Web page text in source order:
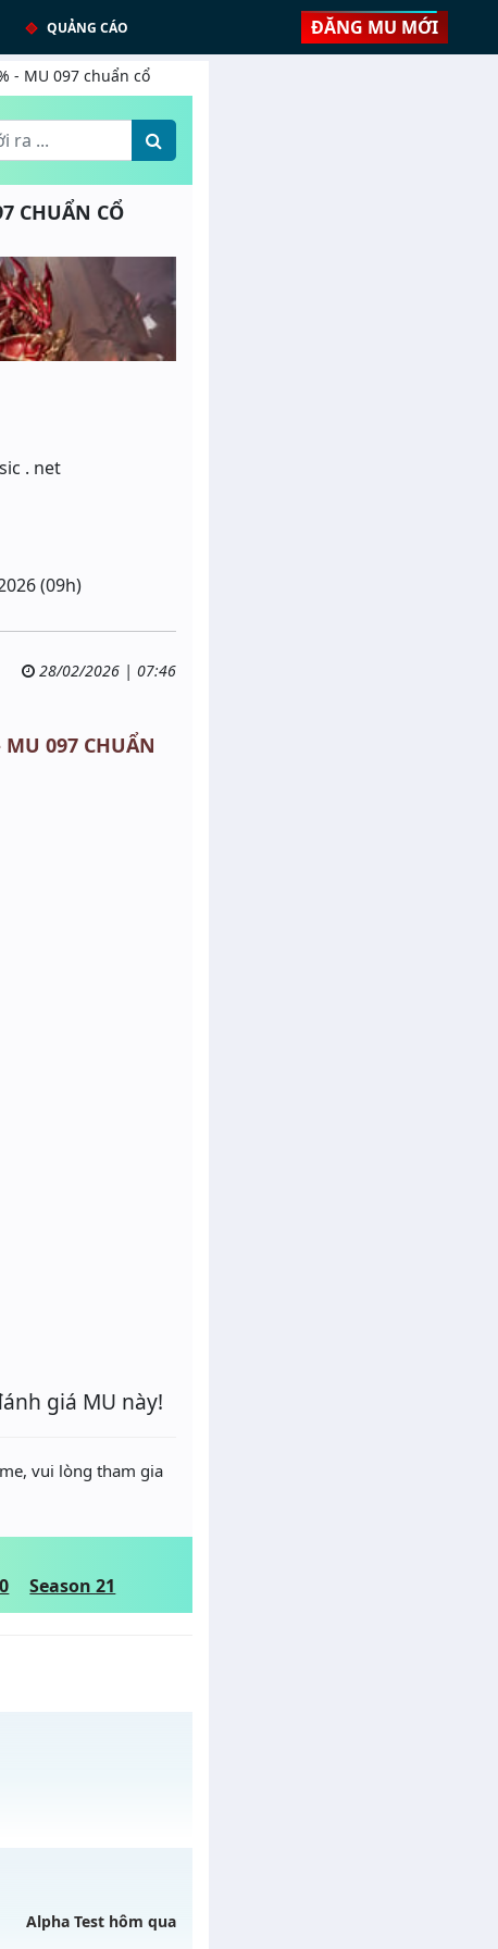
QUẢNG CÁO ĐĂNG MU MỚI
- MU 097 chuẩn cổ
CHUẨN CỔ
. net
(09h)
28/02/2026 | 07:46
MU 097 CHUẨN
giá MU này!
vui lòng tham gia
Season 21
Alpha Test hôm qua